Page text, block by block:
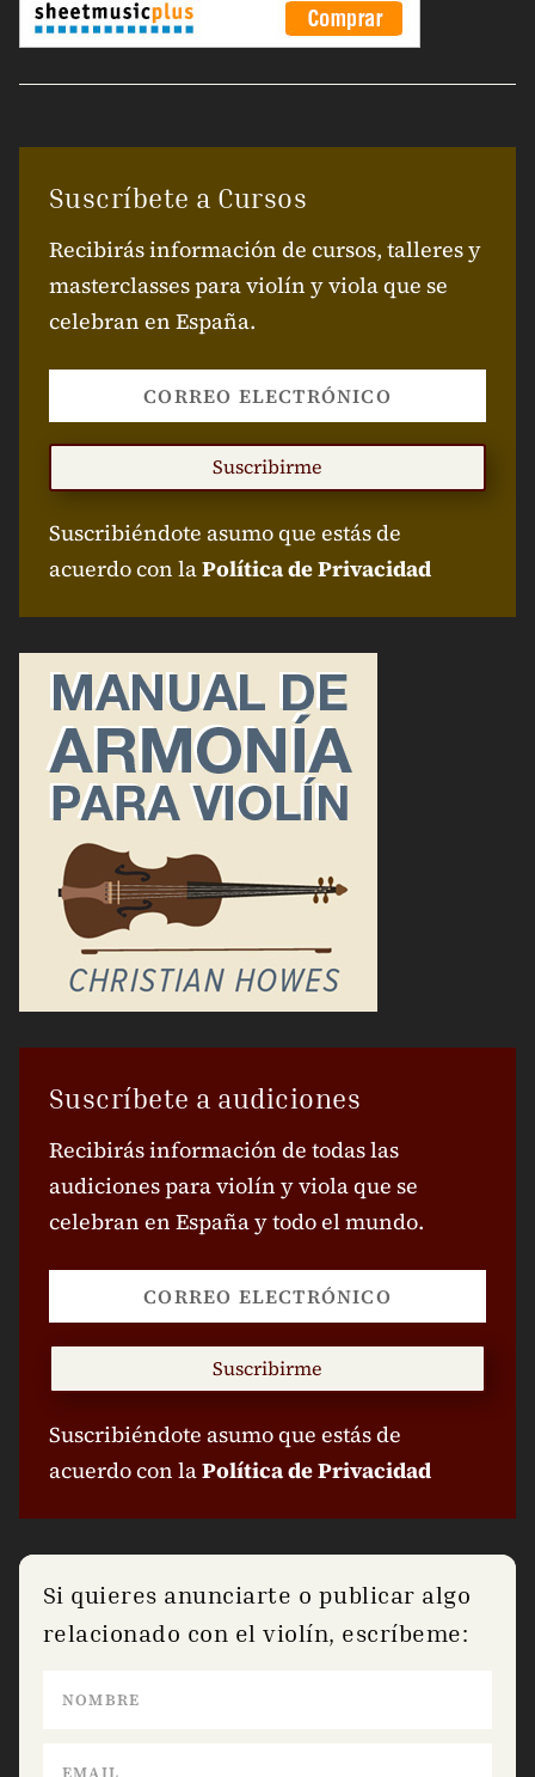
Suscríbete a Cursos
Recibirás información de cursos, talleres y
masterclasses para violín y viola que se
celebran en España.
Suscribirme
Suscribiéndote asumo que estás de
acuerdo con laPolítica de Privacidad
Suscríbete a audiciones
Recibirás información de todas las
audiciones para violín y viola que se
celebran en España y todo el mundo.
Suscribirme
Suscribiéndote asumo que estás de
acuerdo con laPolítica de Privacidad
Si quieres anunciarte o publicar algo
relacionado con el violín, escríbeme: